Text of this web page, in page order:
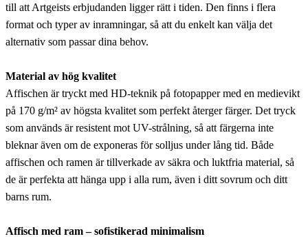
till att Artgeists erbjudanden ligger rätt i tiden. Den finns i flera
format och typer av inramningar, så att du enkelt kan välja det
alternativ som passar dina behov.
Material av hög kvalitet
Affischen är tryckt med HD-teknik på fotopapper med en medievikt
på 170 g/m² av högsta kvalitet som perfekt återger färger. Det tryck
som används är resistent mot UV-strålning, så att färgerna inte
bleknar även om de exponeras för solljus under lång tid. Både
affischen och ramen är tillverkade av säkra och luktfria material, så
de är perfekta att hänga upp i alla rum, även i ditt sovrum och ditt
barns rum.
Affisch med ram – sofistikerad minimalism